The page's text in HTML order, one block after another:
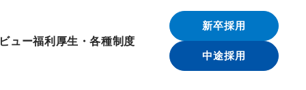
ュー福利厚生・各種制度
新卒採用
中途採用